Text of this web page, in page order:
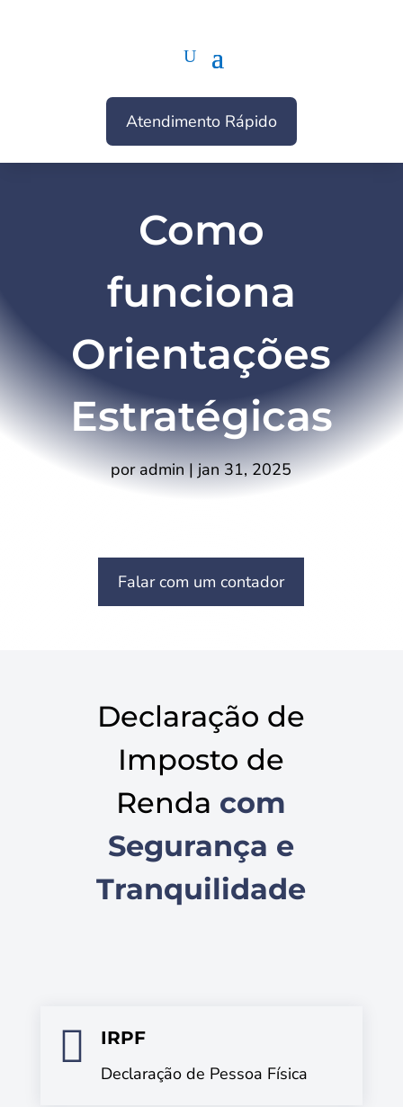
Atendimento Rápido
Como
funciona
Orientações
Estratégicas
poradmin|jan 31, 2025
Falar com um contador
Declaração de
Imposto de
Renda com
Segurança e
Tranquilidade

IRPF
Declaração de Pessoa Física